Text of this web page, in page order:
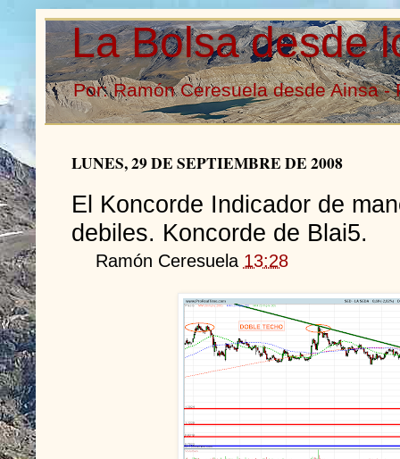
La Bolsa desde
Por: Ramón Ceresuela desde Ainsa -
LUNES, 29 DE SEPTIEMBRE DE 2008
El Koncorde Indicador de
debiles. Koncorde de Blai5.
Ramón Ceresuela 13:28